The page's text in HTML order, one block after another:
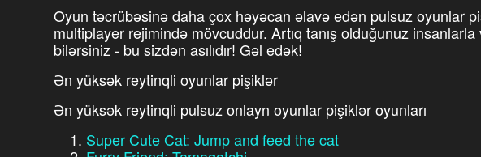
Oyun təcrübəsinə daha çox həyəcan əlavə edən pulsuz oyunlar
multiplayer rejimində mövcuddur. Artıq tanış olduğunuz
bilərsiniz - bu sizdən asılıdır! Gəl edək!
Ən yüksək reytinqli oyunlar pişiklər
Ən yüksək reytinqli pulsuz onlayn oyunlar pişiklər oyunları
Super Cute Cat: Jump and feed the cat